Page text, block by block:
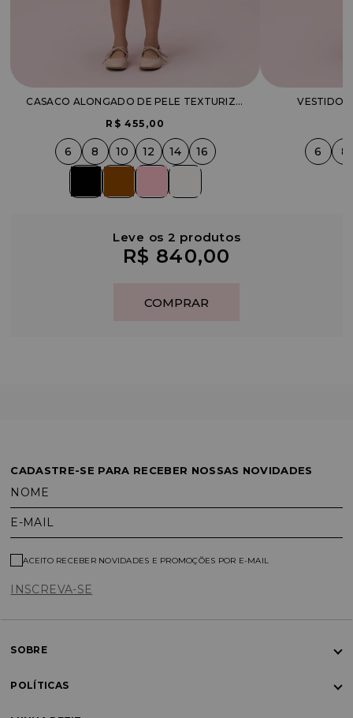
CASACO ALONGADO DE PELE TEXTURIZADO
R$ 455,00
6 8 10 12 14 16
VESTIDO
6 8
Leve os 2 produtos
R$ 840,00
CADASTRE-SE PARA RECEBER NOSSAS NOVIDADES
NOME
E-MAIL
INSCREVA-SE
ACEITO RECEBER NOVIDADES E PROMOÇÕES POR E-MAIL
SOBRE
POLÍTICAS